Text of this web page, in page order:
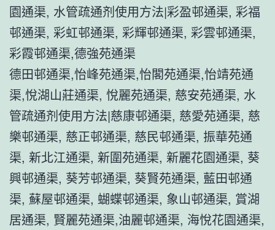
園通渠, 水管疏通剂使用方法|彩盈邨通渠, 彩福
邨通渠, 彩虹邨通渠, 彩輝邨通渠, 彩雲邨通渠,
彩霞邨通渠,德強苑通渠
德田邨通渠,怡峰苑通渠,怡閣苑通渠,怡靖苑通
渠,悅湖山莊通渠, 悅麗苑通渠, 慈安苑通渠, 水
管疏通剂使用方法|慈康邨通渠, 慈愛苑通渠, 慈
樂邨通渠, 慈正邨通渠, 慈民邨通渠, 振華苑通
渠, 新北江通渠, 新圍苑通渠, 新麗花園通渠, 葵
興邨通渠, 葵芳邨通渠, 葵賢苑通渠, 藍田邨通
渠, 蘇屋邨通渠, 蝴蝶邨通渠, 象山邨通渠, 賞湖
居通渠, 賢麗苑通渠,油麗邨通渠, 海悅花園通渠,